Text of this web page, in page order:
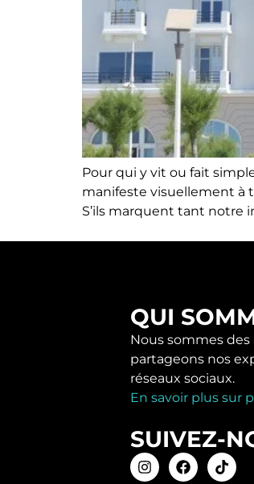
Pour qui y vit ou fait
manifeste visuellement à
S’ils marquent tant notre
QUI
Nous sommes
partageons nos
réseaux sociaux.
En savoir plus sur
SUIVEZ-